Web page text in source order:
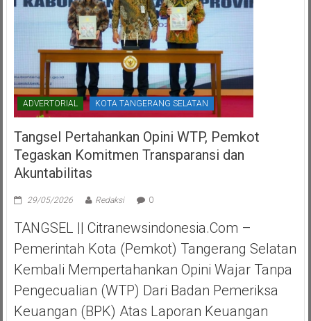
ADVERTORIAL KOTA TANGERANG SELATAN
Tangsel Pertahankan Opini WTP, Pemkot
Tegaskan Komitmen Transparansi dan
Akuntabilitas
29/05/2026 Redaksi 0
TANGSEL || Citranewsindonesia.com –
Pemerintah Kota (Pemkot) Tangerang Selatan
Kembali Mempertahankan Opini Wajar Tanpa
Pengecualian (WTP) Dari Badan Pemeriksa
Keuangan (BPK) Atas Laporan Keuangan